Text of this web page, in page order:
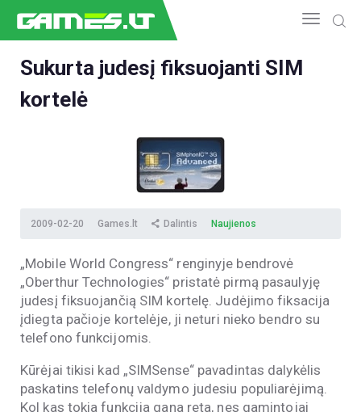
NAUJIENOS
ESPORTAS
APŽVALGOS
Sukurta judesį fiksuojanti SIM
kortelė
2009-02-20 Games.lt Dalintis Naujienos
„Mobile World Congress“ renginyje bendrovė
„Oberthur Technologies“ pristatė pirmą pasaulyję
judesį fiksuojančią SIM kortelę. Judėjimo fiksacija
įdiegta pačioje kortelėje, ji neturi nieko bendro su
telefono funkcijomis.
Kūrėjai tikisi kad „SIMSense“ pavadintas dalykėlis
paskatins telefonų valdymo judesiu populiarėjimą.
Kol kas tokia funkcija gana reta, nes gamintojai